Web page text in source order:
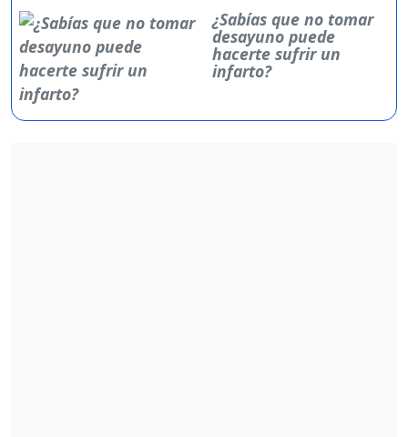
¿Sabías que no tomar
desayuno puede
hacerte sufrir un
infarto?